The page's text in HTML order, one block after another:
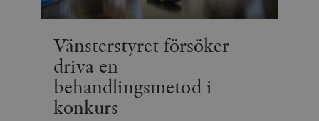
Vänsterstyret försöker
driva en
behandlingsmetod i
konkurs